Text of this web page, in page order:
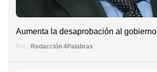
Aumenta la desaprobación al gobierno
Por: Redacción 4Palabras